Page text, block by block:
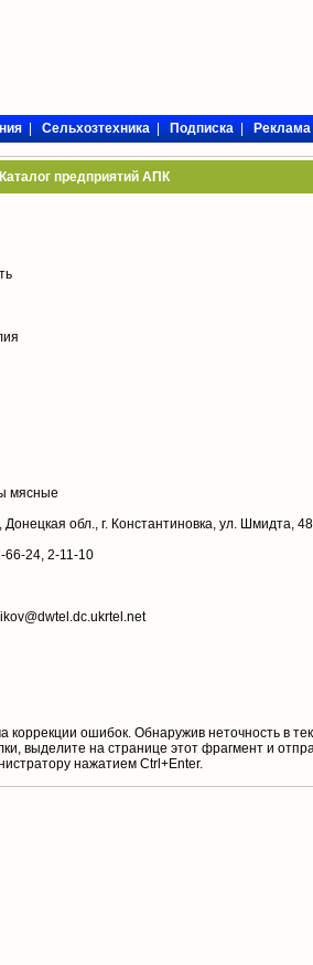
|Сельхозтехника|Подписка|Реклама
Каталог предприятий АПК
мясные
Донецкая обл., г. Константиновка, ул. Шмидта, 48
66-24, 2-11-10
коррекции ошибок. Обнаружив неточность в
выделите на странице этот фрагмент и
нажатием Ctrl+Enter.